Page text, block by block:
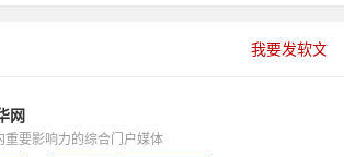
我要发软文
网
重要影响力的综合门户媒体